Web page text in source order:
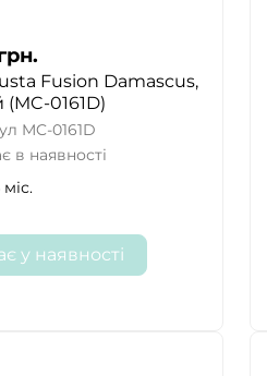
Fusion Damascus,
0161D)
MC-0161D
в наявності
у наявності